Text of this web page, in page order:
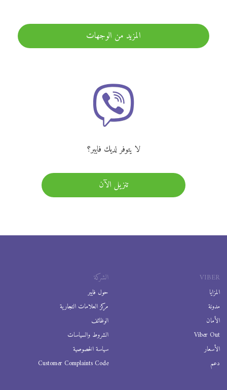
المزيد من الوجهات
لا يتوفر لديك فايبر؟
تنزيل الآن
VIBER
المزايا
مدونة
الأمان
Viber Out
الأسعار
دعم
الشركة
حول فايبر
مركز العلامات التجارية
الوظائف
الشروط والسياسات
سياسة الخصوصية
Customer Complaints Code